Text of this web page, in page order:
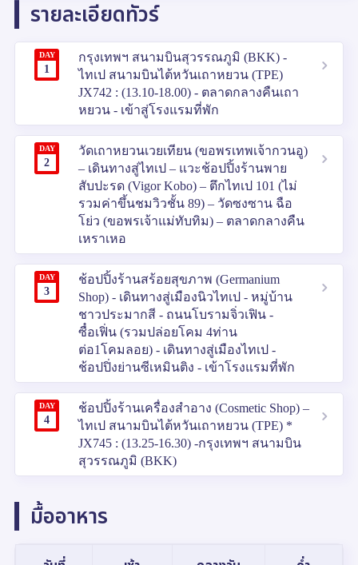
รายละเอียดทัวร์
DAY
1
กรุงเทพฯ สนามบินสุวรรณภูมิ (BKK) -
ไทเป สนามบินไต้หวันเถาหยวน (TPE)
JX742 : (13.10-18.00) - ตลาดกลางคืนเถา
หยวน - เข้าสู่โรงแรมที่พัก
DAY
2
วัดเถาหยวนเวยเทียน (ขอพรเทพเจ้ากวนอู)
– เดินทางสู่ไทเป – แวะช้อปปิ้งร้านพาย
สับปะรด (Vigor Kobo) – ตึกไทเป 101 (ไม่
รวมค่าขึ้นชมวิวชั้น 89) – วัดซงซาน ฉือ
โย่ว (ขอพรเจ้าแม่ทับทิม) – ตลาดกลางคืน
เหราเหอ
DAY
3
ช้อปปิ้งร้านสร้อยสุขภาพ (Germanium
Shop) - เดินทางสู่เมืองนิวไทเป - หมู่บ้าน
ชาวประมากสี - ถนนโบรามจิ่วเฟิน -
ซื๋อเฟิ่น (รวมปล่อยโคม 4ท่าน
ต่อ1โคมลอย) - เดินทางสู่เมืองไทเป -
ช้อปปิ่งย่านซีเหมินติง - เข้าโรงแรมที่พัก
DAY
4
ช้อปปิ้งร้านเครื่องสำอาง (Cosmetic Shop) –
ไทเป สนามบินไต้หวันเถาหยวน (TPE) *
JX745 : (13.25-16.30) -กรุงเทพฯ สนามบิน
สุวรรณภูมิ (BKK)
มื้ออาหาร